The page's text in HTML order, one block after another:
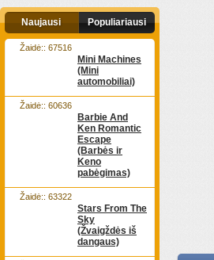
Naujausi Populiariausi
Mini Machines
(Mini
automobiliai)
Žaidė:: 67516
Barbie And
Ken Romantic
Escape
(Barbės ir
Keno
pabėgimas)
Žaidė:: 60636
Stars From The
Sky
(Žvaigždės iš
dangaus)
Žaidė:: 63322